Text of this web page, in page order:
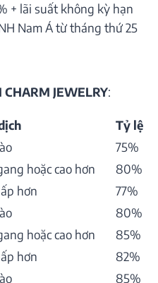
+ lãi suất không kỳ hạn
Nam Á từ tháng thứ 25
JEWELRY:
Tỷ lệ
75%
hoặc cao hơn
80%
hơn
77%
80%
hoặc cao hơn
85%
hơn
82%
85%